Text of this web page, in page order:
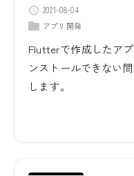
2021-08-04
アプリ開発
Flutterで作成したア
ンストールできない
します。